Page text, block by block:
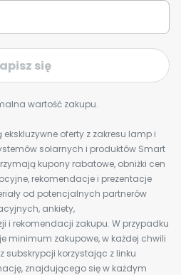
się
wartość zakupu.
oferty z zakresu lamp i
solarnych i produktów Smart
kupony rabatowe, obniżki cen
rekomendacje i prezentacje
od potencjalnych partnerów
ankiety,
i rekomendacji zakupu. W przypadku
minimum zakupowe, w każdej chwili
subskrypcji korzystając z linku
znajdującego się w każdym